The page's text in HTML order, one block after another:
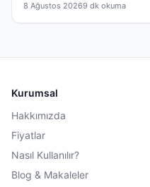
8 Ağustos 20269 dk okuma
Kurumsal
Hakkımızda
Fiyatlar
Nasıl Kullanılır?
Blog & Makaleler